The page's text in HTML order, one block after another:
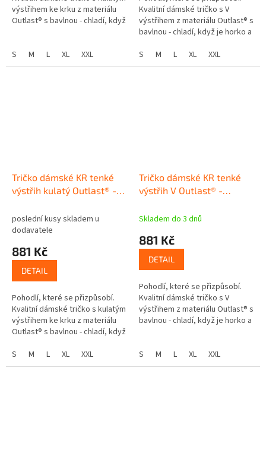
výstřihem ke krku z materiálu
Outlast® s bavlnou - chladí, když
S
M L XL XXL
Kvalitní dámské tričko s V
výstřihem z materiálu Outlast® s
bavlnou - chladí, když je horko a
tričko Méně pocení,...
S M L XL XXL
Tričko dámské KR tenké
výstřih kulatý Outlast® -
poslední kusy skladem u
dodavatele
881 Kč
DETAIL
Pohodlí, které se přizpůsobí.
Kvalitní dámské tričko s kulatým
výstřihem ke krku z materiálu
Outlast® s bavlnou - chladí, když
ochladí. Chytré tričko...
S M L XL XXL
Tričko dámské KR tenké
výstřih V Outlast® -
Skladem do 3 dnů
881 Kč
DETAIL
Pohodlí, které se přizpůsobí.
Kvalitní dámské tričko s V
výstřihem z materiálu Outlast® s
bavlnou - chladí, když je horko a
S
M L XL XXL